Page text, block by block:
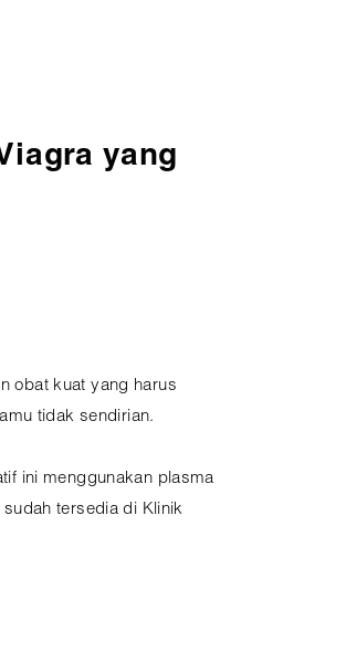
yang
obat kuat yang harus
tidak sendirian.
ini menggunakan plasma
tersedia di Klinik